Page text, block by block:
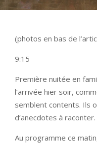
(photos en bas de
9:15
Première nuitée en
l’arrivée hier soir,
semblent contents. Ils
d’anecdotes à raconter.
Au programme ce